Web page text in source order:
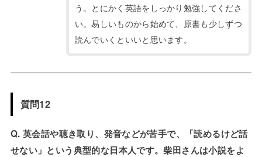
う。とにかく英語をしっかり勉強してくださ
い。易しいものから始めて、原書も少しずつ
読んでいくといいと思います。
質問12
Q. 英会話や聴き取り、発音などが苦手で、「読めるけど話
せない」という典型的な日本人です。柴田さんは小説をよ